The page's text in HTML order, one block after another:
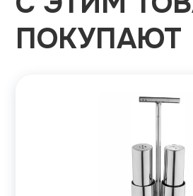
ПОКУПАЮТ